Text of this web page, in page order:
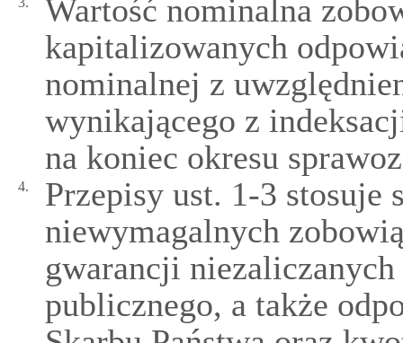
Wartość nominalna
kapitalizowanych
nominalnej z
wynikającego z
na koniec okresu
4.
Przepisy ust. 1-3 stosuje
niewymagalnych
gwarancji niezaliczanych
publicznego, a także